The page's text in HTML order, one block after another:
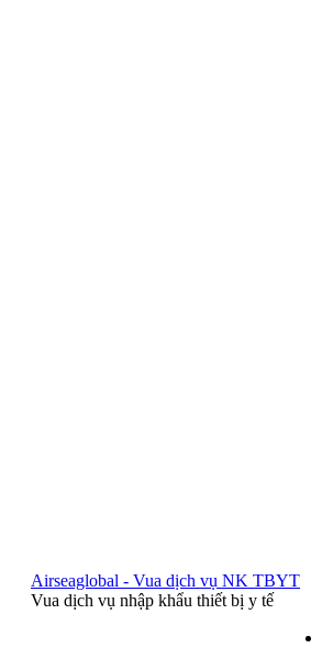
Airseaglobal - Vua dịch vụ NK TBYT
Vua dịch vụ nhập khẩu thiết bị y tế